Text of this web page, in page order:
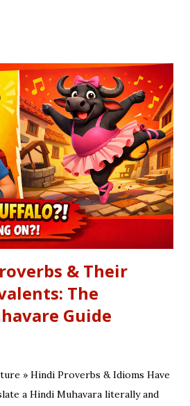
Collection for more Veer
और पैदल सैनिक कुरुक्षेत्र में खड़े हुए, रक्त
हुए | कई लाख सेना के सम्मुख पांडव पाँच बिचारे
समय के मारे थे | महा-समर की प्रतिक्षा में सारे
केशव स्वयं हाँक रहे थे जी || रणभूमि के सभी
ने अर्जुन को देखा, अर्जुन उन्हें उदास लगे | ...
& Their
The
Guide
» Hindi Proverbs & Idioms Have
a Hindi Muhavara literally and